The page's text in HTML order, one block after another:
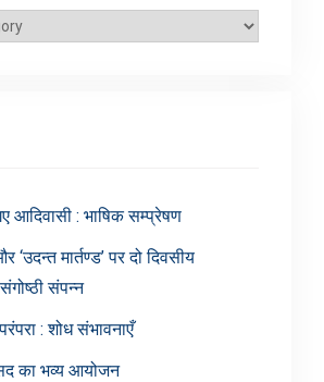
आदिवासी : भाषिक सम्प्रेषण
‘उदन्त मार्तण्ड’ पर दो दिवसीय
संपन्न
: शोध संभावनाएँ
का भव्य आयोजन